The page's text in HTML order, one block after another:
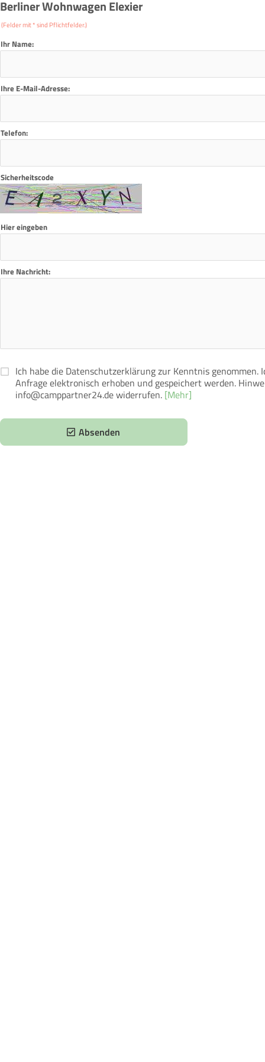
Berliner Wohnwagen Elexier
(Felder mit * sind Pflichtfelder.)
Ihr Name:
Ihre E-Mail-Adresse:
Telefon:
Sicherheitscode
Hier eingeben
Ihre Nachricht:
Ich habe die Datenschutzerklärung zur Kenntnis
Anfrage elektronisch erhoben und gespeichert werden.
info@camppartner24.de widerrufen. [Mehr]
Absenden